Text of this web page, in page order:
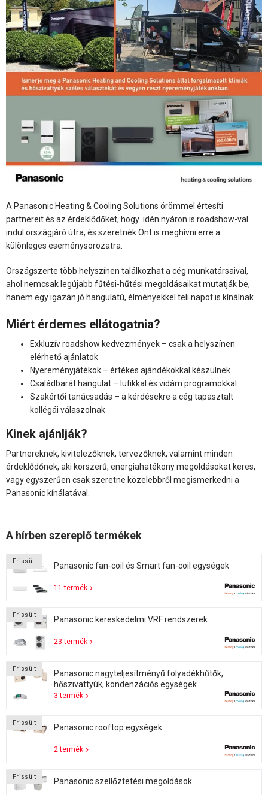
A Panasonic Heating & Cooling Solutions örömmel értesíti
partnereit és az érdeklődőket, hogy idén nyáron is roadshow-val
indul országjáró útra, és szeretnék Önt is meghívni erre a
különleges eseménysorozatra.
Országszerte több helyszínen találkozhat a cég munkatársaival,
ahol nemcsak legújabb fűtési-hűtési megoldásaikat mutatják be,
hanem egy igazán jó hangulatú, élményekkel teli napot is kínálnak.
Miért érdemes ellátogatnia?
Exkluzív roadshow kedvezmények – csak a helyszínen
elérhető ajánlatok
Nyereményjátékok – értékes ajándékokkal készülnek
Családbarát hangulat – lufikkal és vidám programokkal
Szakértői tanácsadás – a kérdésekre a cég tapasztalt
kollégái válaszolnak
Kinek ajánlják?
Partnereknek, kivitelezőknek, tervezőknek, valamint minden
érdeklődőnek, aki korszerű, energiahatékony megoldásokat keres,
vagy egyszerűen csak szeretne közelebbről megismerkedni a
Panasonic kínálatával.
A hírben szereplő termékek
Frissült Panasonic fan-coil és Smart fan-coil egységek
11 termék
Frissült Panasonic kereskedelmi VRF rendszerek
23 termék
Frissült
Panasonic nagyteljesítményű folyadékhűtők,
hőszivattyúk, kondenzációs egységek
3 termék
Frissült Panasonic rooftop egységek
2 termék
Frissült Panasonic szellőztetési megoldások